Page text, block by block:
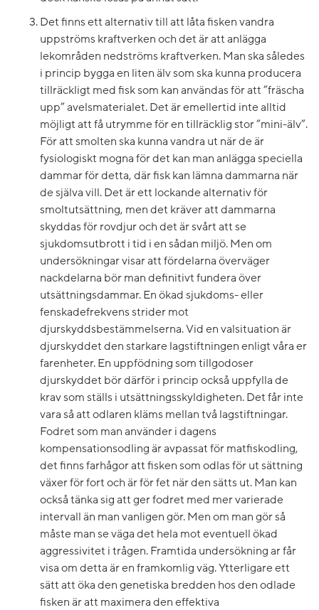
Det finns ett alternativ till att låta fisken vandra
uppströms kraftverken och det är att anlägga
lekområden nedströms kraftverken. Man ska således
i princip bygga en liten älv som ska kunna producera
tillräckligt med fisk som kan användas för att ”fräscha
upp” avelsmaterialet. Det är emellertid inte alltid
möjligt att få utrymme för en tillräcklig stor ”mini-älv”.
För att smolten ska kunna vandra ut när de är
fysiologiskt mogna för det kan man anlägga speciella
dammar för detta, där fisk kan lämna dammarna när
de själva vill. Det är ett lockande alternativ för
smoltutsättning, men det kräver att dammarna
skyddas för rovdjur och det är svårt att se
sjukdomsutbrott i tid i en sådan miljö. Men om
undersökningar visar att fördelarna överväger
nackdelarna bör man definitivt fundera över
utsättningsdammar. En ökad sjukdoms- eller
fenskadefrekvens strider mot
djurskyddsbestämmelserna. Vid en valsituation är
djurskyddet den starkare lagstiftningen enligt våra er
farenheter. En uppfödning som tillgodoser
djurskyddet bör därför i princip också uppfylla de
krav som ställs i utsättningsskyldigheten. Det får inte
vara så att odlaren kläms mellan två lagstiftningar.
Fodret som man använder i dagens
kompensationsodling är avpassat för matfiskodling,
det finns farhågor att fisken som odlas för ut sättning
växer för fort och är för fet när den sätts ut. Man kan
också tänka sig att ger fodret med mer varierade
intervall än man vanligen gör. Men om man gör så
måste man se väga det hela mot eventuell ökad
aggressivitet i trågen. Framtida undersökning ar får
visa om detta är en framkomlig väg. Ytterligare ett
sätt att öka den genetiska bredden hos den odlade
fisken är att maximera den effektiva